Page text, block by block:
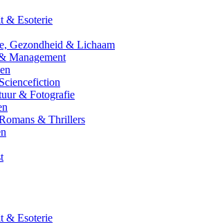
& Esoterie
Gezondheid & Lichaam
Management
& Fotografie
& Thrillers
& Esoterie